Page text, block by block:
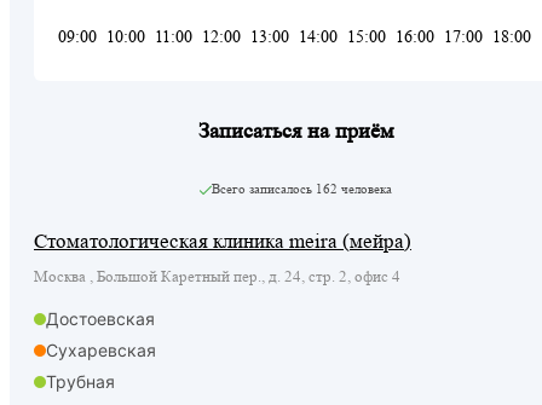
09:00 10:00 11:00 12:00 13:00 14:00 15:00 16:00 17:00 18:00
Записаться на приём
Всего записалось 162 человека
Стоматологическая клиника meira (мейра)
Москва , Большой Каретный пер., д. 24, стр. 2, офис 4
Достоевская
Сухаревская
Трубная